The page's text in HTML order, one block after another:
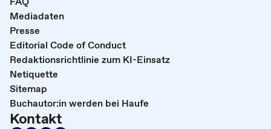
Mediadaten
Presse
Editorial Code of Conduct
Redaktionsrichtlinie zum KI-Einsatz
Netiquette
Sitemap
Buchautor:in werden bei Haufe
Kontakt